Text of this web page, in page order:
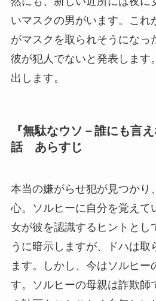
いマスクの男がいます。これ
がマスクを取られそうになっ
彼が犯人でないと発表します
出します。
『無駄なウソ－誰にも言
話 あらすじ
本当の嫌がらせ犯が見つかり
心。ソルヒーに自分を覚えて
女が彼を認識するヒントとし
うに暗示しますが、ドハは取
ます。しかし、今はソルヒー
す。ソルヒーの母親は詐欺師